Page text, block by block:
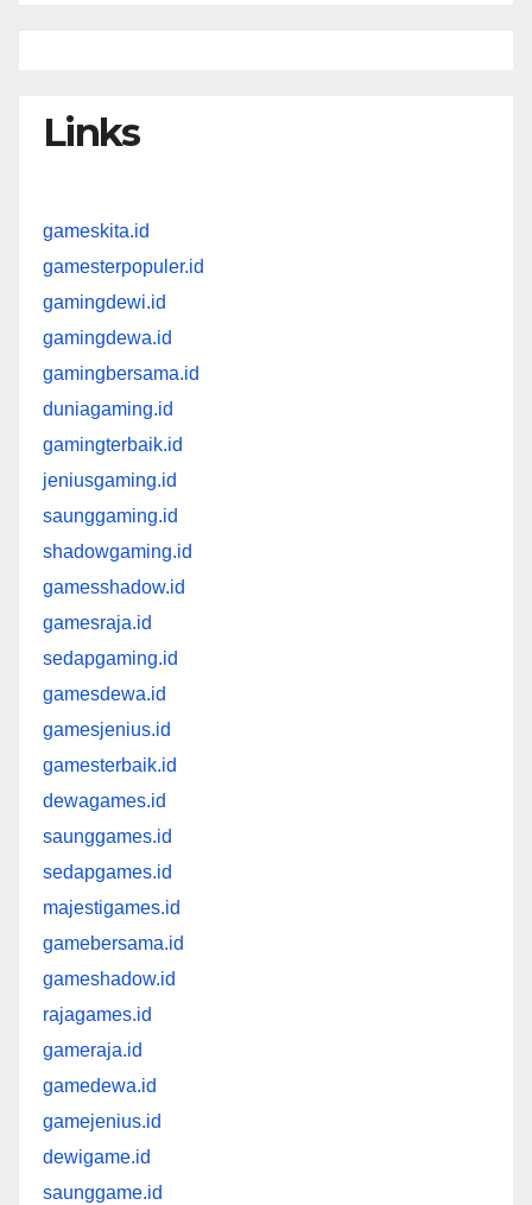
Links
gameskita.id
gamesterpopuler.id
gamingdewi.id
gamingdewa.id
gamingbersama.id
duniagaming.id
gamingterbaik.id
jeniusgaming.id
saunggaming.id
shadowgaming.id
gamesshadow.id
gamesraja.id
sedapgaming.id
gamesdewa.id
gamesjenius.id
gamesterbaik.id
dewagames.id
saunggames.id
sedapgames.id
majestigames.id
gamebersama.id
gameshadow.id
rajagames.id
gameraja.id
gamedewa.id
gamejenius.id
dewigame.id
saunggame.id